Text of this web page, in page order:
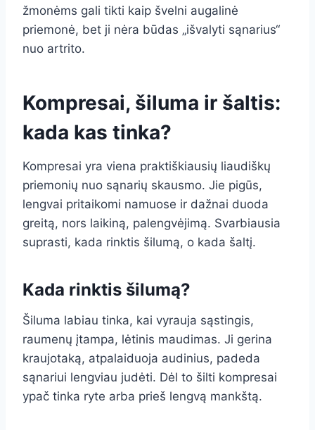
žmonėms gali tikti kaip švelni augalinė
priemonė, bet ji nėra būdas „išvalyti sąnarius“
nuo artrito.
Kompresai, šiluma ir šaltis:
kada kas tinka?
Kompresai yra viena praktiškiausių liaudiškų
priemonių nuo sąnarių skausmo. Jie pigūs,
lengvai pritaikomi namuose ir dažnai duoda
greitą, nors laikiną, palengvėjimą. Svarbiausia
suprasti, kada rinktis šilumą, o kada šaltį.
Kada rinktis šilumą?
Šiluma labiau tinka, kai vyrauja sąstingis,
raumenų įtampa, lėtinis maudimas. Ji gerina
kraujotaką, atpalaiduoja audinius, padeda
sąnariui lengviau judėti. Dėl to šilti kompresai
ypač tinka ryte arba prieš lengvą mankštą.